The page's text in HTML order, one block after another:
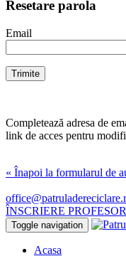
Resetare parola
Email
Completează adresa de
link de acces pentru
« Înapoi la formularul de
ÎNSCRIERE
Toggle navigation
Acasa